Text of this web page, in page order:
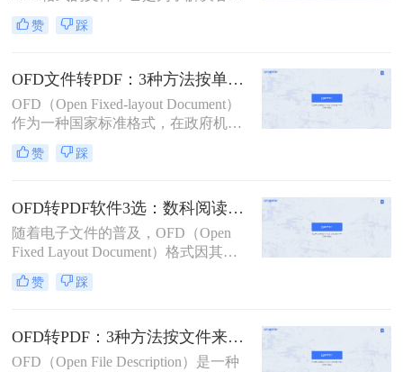
本文将介绍两种免费的方法，让您轻
松实现OFD到PDF的转换。
部门之间格式不统一的问题，而由我
们国家自主研发的一种文件格式。这
优点，所以受到了不少人的喜爱，不
过随着而来就有一个问题，就是这种
格式的文件现在的使用群体还不够广
泛，传输与查看起来有一点麻烦，其
实要解决这个问题也很简单，只能ofd
转pdf。接下来一起看看怎么免费把
赞 踩
OFD文件转PDF：3种方法按单文件和批量场景选！
OFD（Open Fixed-layout Document）
作为一种国家标准格式，在政府机
构、企事业单位中广泛应用。然而，
由于其特殊性，有时我们需要将其转
ofd文件如何转换成pdf格式呢？本文
将介绍三种将OFD文件转换为PDF格
式的方法。
赞 踩
OFD转PDF软件3选：数科阅读器、在线工具和专业转换器各适合谁！
随着电子文件的普及，OFD（Open
Fixed Layout Document）格式因其在
中国的广泛应用而受到关注。然而，
在某些情况下，用户可能需要将OFD
在不同平台和设备之间共享。那么
OFD用什么软件转换成PDF呢？以下
是三种将OFD文件转换为PDF的有效
赞 踩
OFD转PDF：3种方法按文件来源（邮件/政务平台/扫描件）选！
OFD（Open File Description）是一种